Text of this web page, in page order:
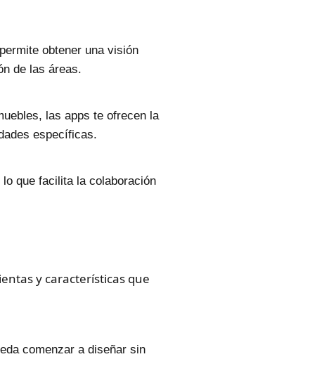
obtener una visión
de las áreas.
las apps te ofrecen la
específicas.
que facilita la colaboración
y características que
comenzar a diseñar sin